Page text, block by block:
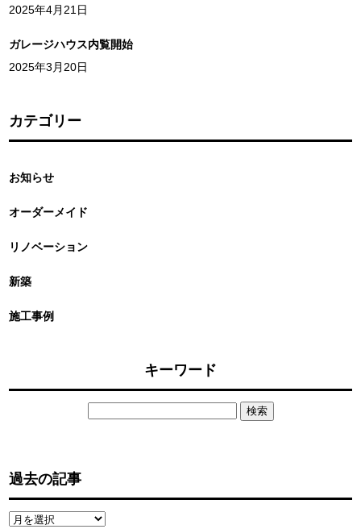
2025年4月21日
ガレージハウス内覧開始
2025年3月20日
カテゴリー
お知らせ
オーダーメイド
リノベーション
新築
施工事例
キーワード
過去の記事
過